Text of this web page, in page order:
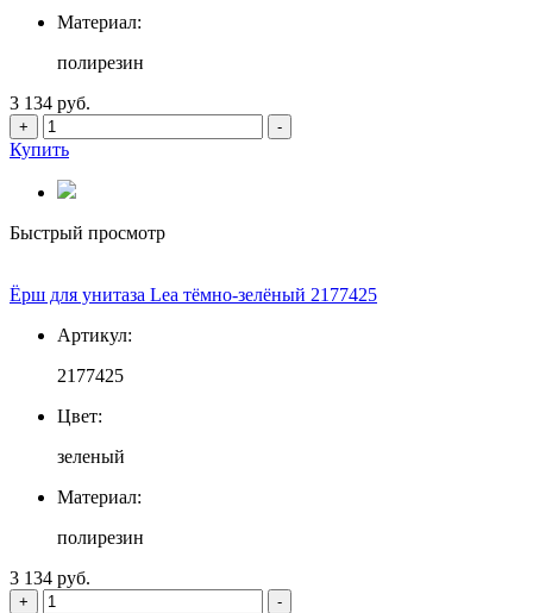
Материал:
полирезин
3 134 руб.
+ -
Купить
Быстрый просмотр
Ёрш для унитаза Lea тёмно-зелёный 2177425
Артикул:
2177425
Цвет:
зеленый
Материал:
полирезин
3 134 руб.
+ -